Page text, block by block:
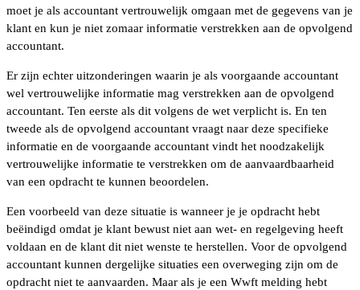
moet je als accountant vertrouwelijk omgaan met de gegevens van je
klant en kun je niet zomaar informatie verstrekken aan de opvolgend
accountant.
Er zijn echter uitzonderingen waarin je als voorgaande accountant
wel vertrouwelijke informatie mag verstrekken aan de opvolgend
accountant. Ten eerste als dit volgens de wet verplicht is. En ten
tweede als de opvolgend accountant vraagt naar deze specifieke
informatie en de voorgaande accountant vindt het noodzakelijk
vertrouwelijke informatie te verstrekken om de aanvaardbaarheid
van een opdracht te kunnen beoordelen.
Een voorbeeld van deze situatie is wanneer je je opdracht hebt
beëindigd omdat je klant bewust niet aan wet- en regelgeving heeft
voldaan en de klant dit niet wenste te herstellen. Voor de opvolgend
accountant kunnen dergelijke situaties een overweging zijn om de
opdracht niet te aanvaarden. Maar als je een Wwft melding hebt